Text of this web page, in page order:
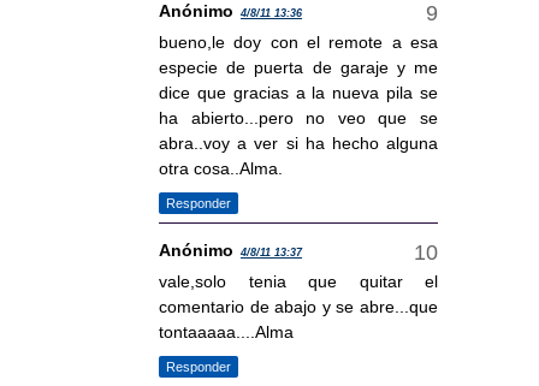
Anónimo 4/8/11 13:36
bueno,le doy con el remote a esa
especie de puerta de garaje y me
dice que gracias a la nueva pila se
ha abierto...pero no veo que se
abra..voy a ver si ha hecho alguna
otra cosa..Alma.
Responder
Anónimo 4/8/11 13:37
vale,solo tenia que quitar el
comentario de abajo y se abre...que
tontaaaaa....Alma
Responder